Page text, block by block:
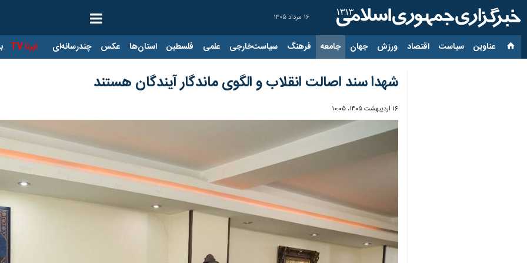
۱۶ مرداد ۱۴۰۵
عناوین‌ سیاست اقتصاد ورزش جهان جامعه فرهنگ سیاست‌خارجی علمی فلسطین استان‌ها عکس چندرسانه‌ای ایرنا TV
شهدا سند اصالت انقلاب و الگوی ماندگار آیندگان هستند
۱۶ اردیبهشت ۱۴۰۵، ۱۰:۰۵